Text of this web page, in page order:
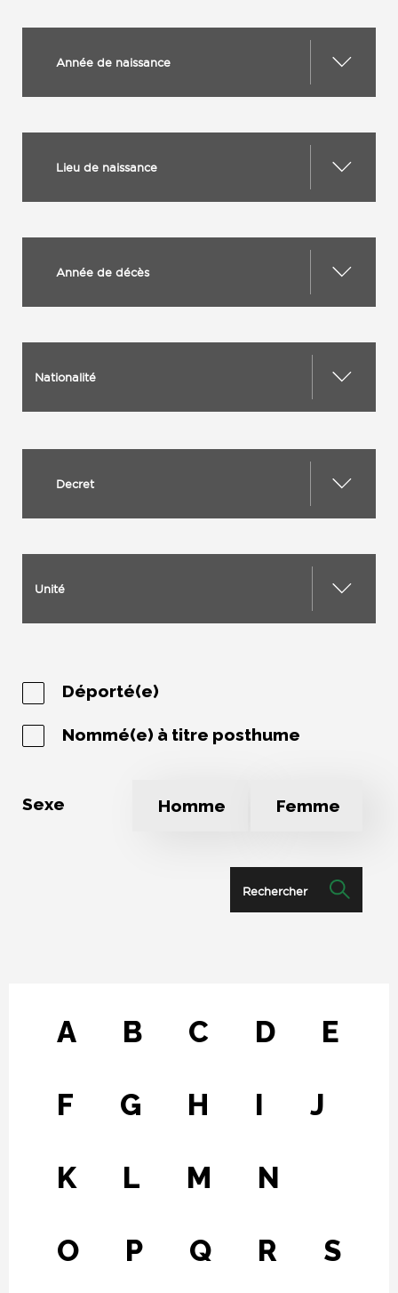
Année de naissance
Lieu de naissance
Année de décès
Nationalité
Decret
Unité
Déporté(e)
Nommé(e) à titre posthume
Sexe Homme Femme
Rechercher
A B C D E
F G H I J
K L M N
O P Q R S